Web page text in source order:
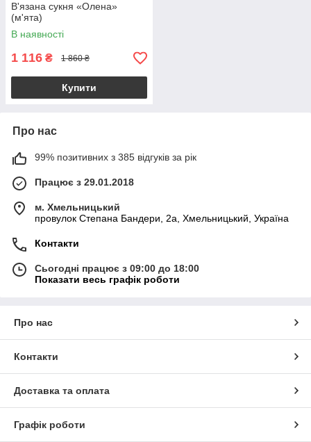
В'язана сукня «Олена»
(м'ята)
В наявності
1 116 ₴ 1 860 ₴
Купити
Про нас
99% позитивних з 385 відгуків за рік
Працює з 29.01.2018
м. Хмельницький
провулок Степана Бандери, 2a, Хмельницький, Україна
Контакти
Сьогодні працює з 09:00 до 18:00
Показати весь графік роботи
Про нас
Контакти
Доставка та оплата
Графік роботи